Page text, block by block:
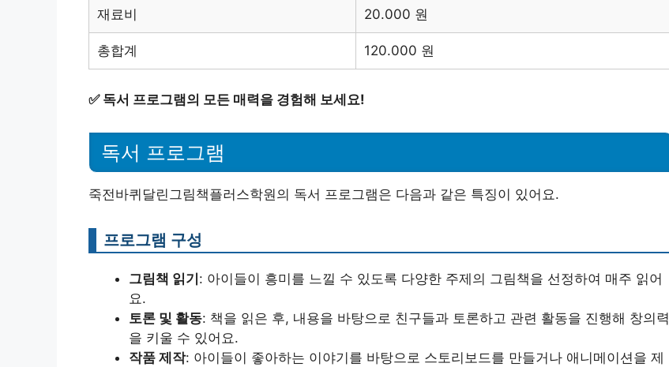
재료비 20.000 원
총합계 120.000 원
✅ 독서 프로그램의 모든 매력을 경험해 보세요!
독서 프로그램
죽전바퀴달린그림책플러스학원의 독서 프로그램은 다음과 같은 특징이 있어요.
프로그램 구성
그림책 읽기 : 아이들이 흥미를 느낄 수 있도록 다양한 주제의 그림책을 선정하여 매주 읽어
요.
토론 및 활동: 책을 읽은 후, 내용을 바탕으로 친구들과 토론하고 관련 활동을 진행해 창의력
을 키울 수 있어요.
작품 제작: 아이들이 좋아하는 이야기를 바탕으로 스토리보드를 만들거나 애니메이션을 제